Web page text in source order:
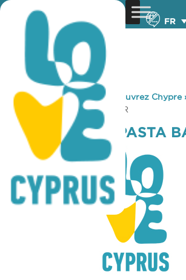
FR
You are here: Home »Découvrez Chypre
SALONE PIZZA PASTA BAR
SALONE PIZZA PASTA